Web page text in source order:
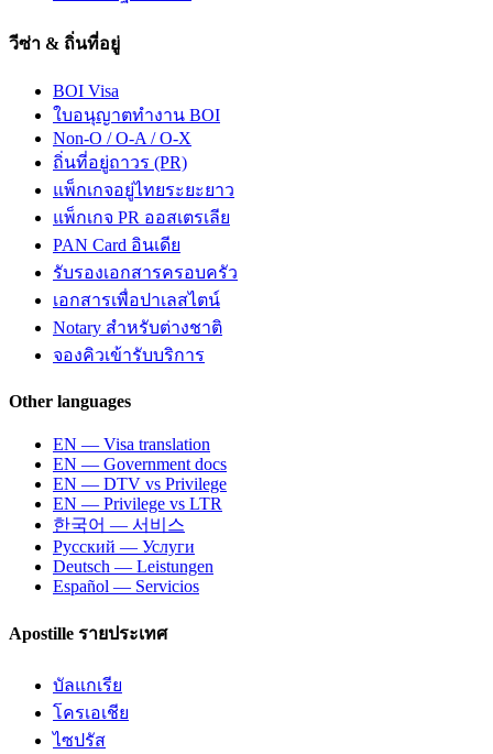
วีซ่า & ถิ่นที่อยู่
BOI Visa
ใบอนุญาตทำงาน BOI
Non-O / O-A / O-X
ถิ่นที่อยู่ถาวร (PR)
แพ็กเกจอยู่ไทยระยะยาว
แพ็กเกจ PR ออสเตรเลีย
PAN Card อินเดีย
รับรองเอกสารครอบครัว
เอกสารเพื่อปาเลสไตน์
Notary สำหรับต่างชาติ
จองคิวเข้ารับบริการ
Other languages
EN — Visa translation
EN — Government docs
EN — DTV vs Privilege
EN — Privilege vs LTR
한국어 — 서비스
Русский — Услуги
Deutsch — Leistungen
Español — Servicios
Apostille รายประเทศ
บัลแกเรีย
โครเอเชีย
ไซปรัส